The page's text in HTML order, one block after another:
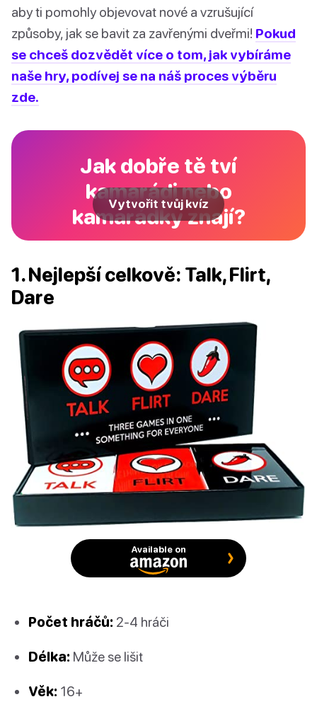
aby ti pomohly objevovat nové a vzrušující
způsoby, jak se bavit za zavřenými dveřmi! Pokud
se chceš dozvědět více o tom, jak vybíráme
naše hry, podívej se na náš proces výběru
zde.
Jak dobře tě tví
kamarádi nebo
kamarádky znají?
Vytvořit tvůj kvíz
1. Nejlepší celkově: Talk, Flirt,
Dare
Available on
Počet hráčů: 2-4 hráči
Délka: Může se lišit
Věk: 16+